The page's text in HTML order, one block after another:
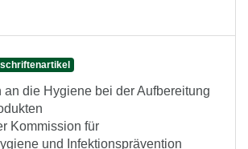
an die Hygiene bei der Aufbereitung
Kommission für
und Infektionsprävention